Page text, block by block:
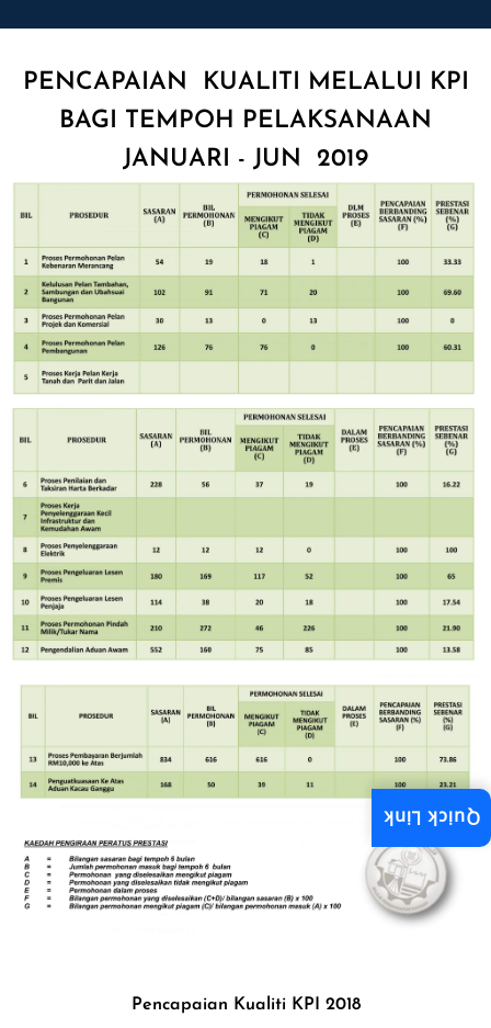
PENCAPAIAN KUALITI MELALUI KPI
BAGI TEMPOH PELAKSANAAN
JANUARI - JUN 2019
Image
Image
Pencapaian Kualiti KPI 2018
Quick Link